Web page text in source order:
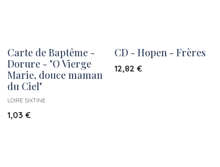
Carte de Baptême -
Dorure - "O Vierge
Marie, douce maman
du Ciel"
LOIRE SIXTINE
1,03 €
CD - Hopen - Frères
12,82 €